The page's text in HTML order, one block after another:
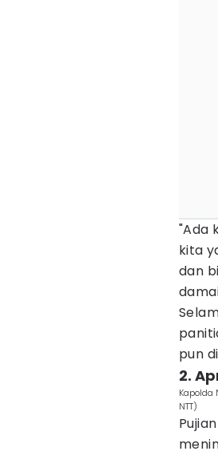
"Ada
kita
dan
pun
2.
Kapolda
NTT)